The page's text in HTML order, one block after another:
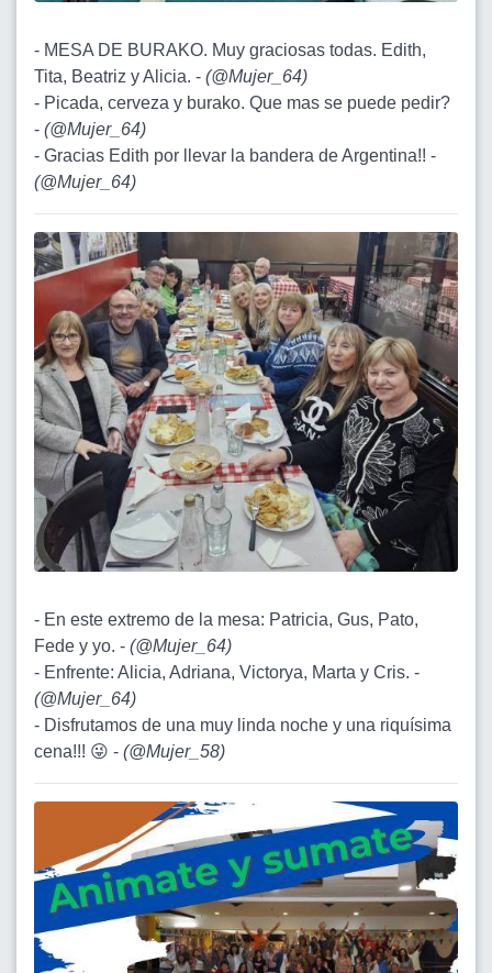
- MESA DE BURAKO. Muy graciosas todas. Edith,
Tita, Beatriz y Alicia. - (@Mujer_64)
- Picada, cerveza y burako. Que mas se puede pedir?
- (@Mujer_64)
- Gracias Edith por llevar la bandera de Argentina!! -
(@Mujer_64)
- En este extremo de la mesa: Patricia, Gus, Pato,
Fede y yo. - (@Mujer_64)
- Enfrente: Alicia, Adriana, Victorya, Marta y Cris. -
(@Mujer_64)
- Disfrutamos de una muy linda noche y una riquísima
cena!!! 😜 - (@Mujer_58)